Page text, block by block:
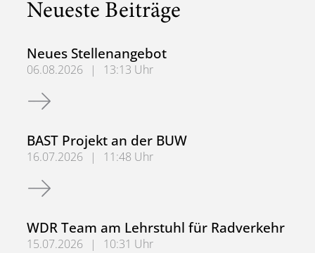
Neueste Beiträge
Neues Stellenangebot
06.08.2026 |
13:13 Uhr
Neues Stellenangebot
BAST Projekt an der BUW
16.07.2026 |
11:48 Uhr
BAST Projekt an der BUW
WDR Team am Lehrstuhl für Radverkehr
15.07.2026 |
10:31 Uhr